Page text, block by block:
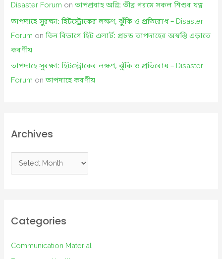
Disaster Forum onতাপপ্রবাহ অগ্নি: তীব্র গরমে সকল শিশুর যত্ন
তাপদাহে সুরক্ষা: হিটস্ট্রোকের লক্ষণ, ঝুঁকি ও প্রতিরোধ – Disaster
Forum onতিন বিভাগে হিট এলার্ট: প্রচন্ড তাপদাহের অস্বস্তি এড়াতে
করণীয়
তাপদাহে সুরক্ষা: হিটস্ট্রোকের লক্ষণ, ঝুঁকি ও প্রতিরোধ – Disaster
Forum onতাপদাহে করণীয়
Archives
r
i
e
Categories
Communication Material